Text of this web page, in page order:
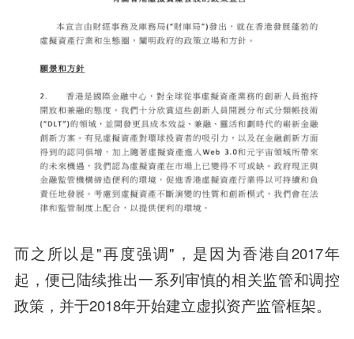
而之所以是"再度强调"，是因为香港自2017年
起，便已陆续推出一系列审慎的相关监管和调控
政策，并于2018年开始建立虚拟资产监管框架。